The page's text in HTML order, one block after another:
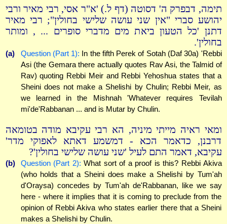
תימה, דבפרק ה' דסוטה (דף ל.) 'א"ר אסי, רבי מאיר ורבי
יהושע סברי "אין שני עושה שלישי בחולין"; רבי מאיר
דתנן 'כל הטעון ביאת מים מדברי סופרים ... , ומותר
בחולין'.
(a) Question (Part 1): In the fifth Perek of Sotah (Daf 30a) 'Rebbi
Asi (the Gemara there actually quotes Rav Asi, the Talmid of
Rav) quoting Rebbi Meir and Rebbi Yehoshua states that a
Sheini does not make a Shelishi by Chulin; Rebbi Meir, as
we learned in the Mishnah 'Whatever requires Tevilah
mi'de'Rabbanan ... and is Mutar by Chulin.
ומאי ראיה מייתי מיניה, הא רבי עקיבא מודה בטומאה
דרבנן, כדאמר הכא - דמשמע דאתא לאפוקי מדר'
עקיבא, דאמר התם לעיל 'שני עושה שלישי בחולין'?
(b) Question (Part 2): What sort of a proof is this? Rebbi Akiva
(who holds that a Sheini does make a Shelishi by Tum'ah
d'Oraysa) concedes by Tum'ah de'Rabbanan, like we say
here - where it implies that it is coming to preclude from the
opinion of Rebbi Akiva who states earlier there that a Sheini
makes a Shelishi by Chulin.